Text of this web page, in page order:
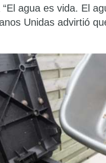
agua es vida. El
Unidas advirtió